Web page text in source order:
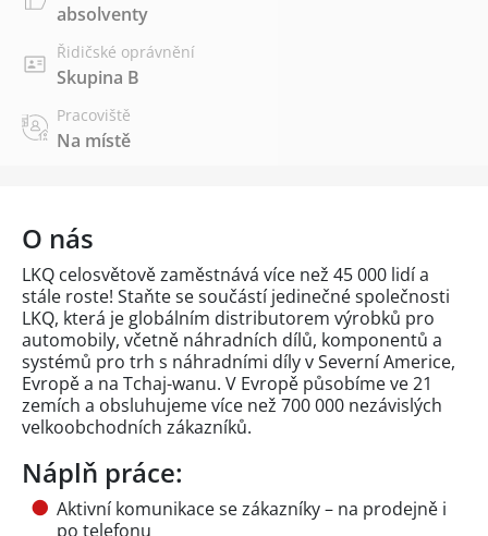
absolventy
Řidičské oprávnění
Skupina B
Pracoviště
Na místě
O nás
LKQ celosvětově zaměstnává více než 45 000 lidí a
stále roste! Staňte se součástí jedinečné společnosti
LKQ, která je globálním distributorem výrobků pro
automobily, včetně náhradních dílů, komponentů a
systémů pro trh s náhradními díly v Severní Americe,
Evropě a na Tchaj-wanu. V Evropě působíme ve 21
zemích a obsluhujeme více než 700 000 nezávislých
velkoobchodních zákazníků.
Náplň práce:
Aktivní komunikace se zákazníky – na prodejně i
po telefonu